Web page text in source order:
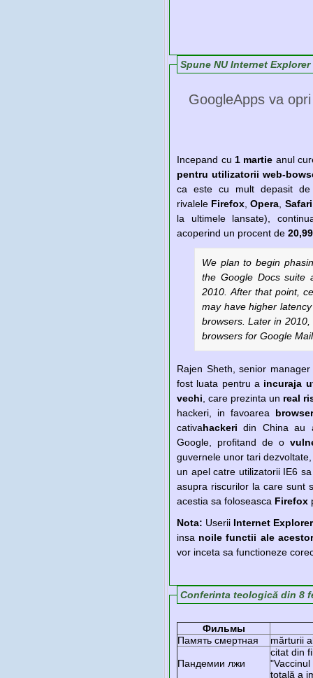
Spune NU Internet
GoogleApps va
Incepand cu 1 martie anul
pentru utilizatorii web-
ca este cu mult depasit
rivalele Firefox, Opera,
la ultimele lansate),
acoperind un procent de
We plan to begin
the Google Docs suite
2010. After that point,
may have higher
browsers. Later in
browsers for Google
Rajen Sheth, senior
fost luata pentru a incuraja
vechi, care prezinta un real
hackeri, in favoarea
cativahackeri din China au
Google, profitand de o
guvernele unor tari
un apel catre utilizatorii IE6
asupra riscurilor la care sunt
acestia sa foloseasca Firefox
Nota: Userii Internet
insa noile functii ale
vor inceta sa functioneze
Conferinta teologică din 8
Фильмы
Память смертная
mărturii
Пандемии лжи
citat din
totală a